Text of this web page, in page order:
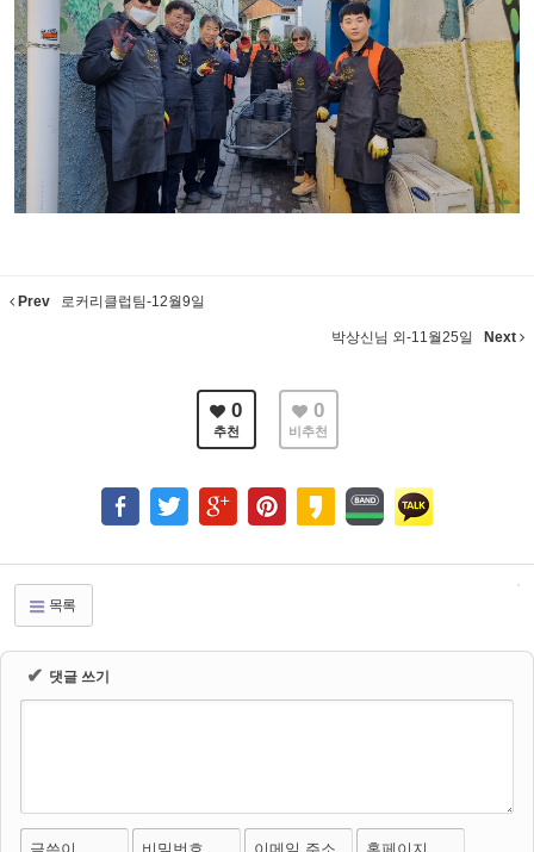
Prev 로커리클럽팀-12월9일
박상신님 외-11월25일 Next
0
추천
0
비추천
목록
✔ 댓글 쓰기